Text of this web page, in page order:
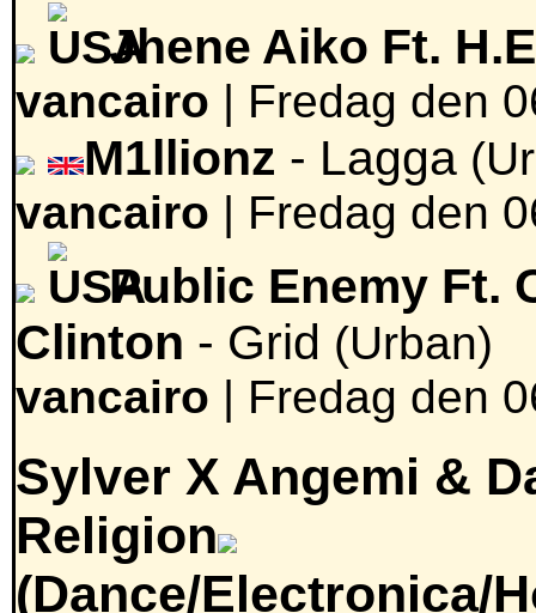
Jhene Aiko Ft.
vancairo | Fredag den
M1llionz - Lagga
vancairo | Fredag den
Public Enemy Ft.
Clinton - Grid (Urban)
vancairo | Fredag den
Sylver X Angemi &
Religion
(Dance/Electronica/